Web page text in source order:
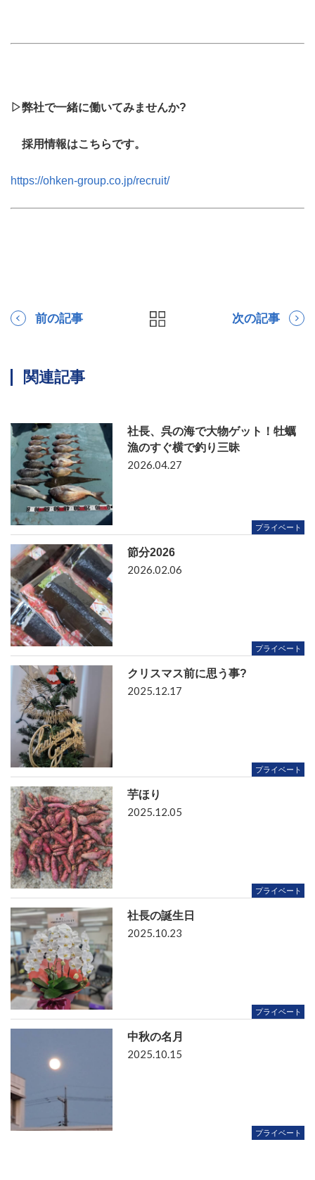
▷弊社で一緒に働いてみませんか?
採用情報はこちらです。
https://ohken-group.co.jp/recruit/
前の記事 次の記事
関連記事
社長、呉の海で大物ゲット！牡蠣
漁のすぐ横で釣り三昧
プライベート
2026.04.27
節分2026
プライベート
2026.02.06
クリスマス前に思う事?
プライベート
2025.12.17
芋ほり
プライベート
2025.12.05
社長の誕生日
プライベート
2025.10.23
中秋の名月
プライベート
2025.10.15